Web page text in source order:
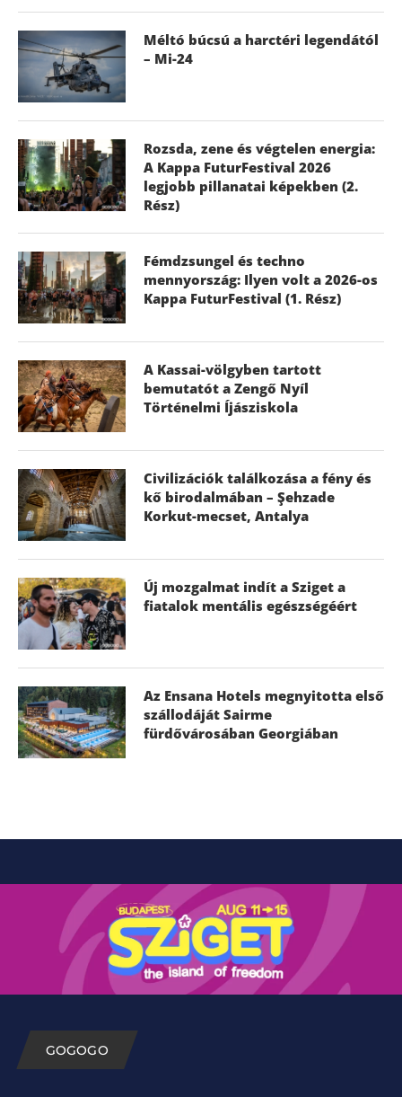
Méltó búcsú a harctéri legendától
– Mi-24
Rozsda, zene és végtelen energia:
A Kappa FuturFestival 2026
legjobb pillanatai képekben (2.
Rész)
Fémdzsungel és techno
mennyország: Ilyen volt a 2026-os
Kappa FuturFestival (1. Rész)
A Kassai-völgyben tartott
bemutatót a Zengő Nyíl
Történelmi Íjásziskola
Civilizációk találkozása a fény és
kő birodalmában – Şehzade
Korkut-mecset, Antalya
Új mozgalmat indít a Sziget a
fiatalok mentális egészségéért
Az Ensana Hotels megnyitotta első
szállodáját Sairme
fürdővárosában Georgiában
GOGOGO